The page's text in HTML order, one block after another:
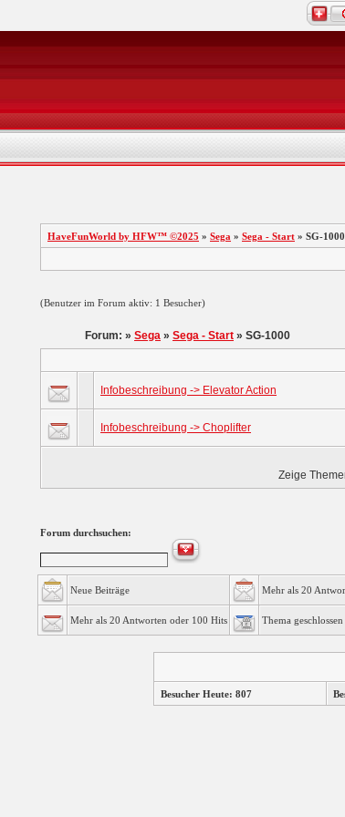
HaveFunWorld by HFW™ ©2025 » Sega » Sega - Start » SG-1000
(Benutzer im Forum aktiv: 1 Besucher)
Forum: » Sega » Sega - Start » SG-1000
Infobeschreibung -> Elevator Action
Infobeschreibung -> Choplifter
Zeige
Forum durchsuchen:
Neue Beiträge Mehr als 20
Mehr als 20 Antworten oder 100 Hits Thema geschlossen
Besucher Heute: 807